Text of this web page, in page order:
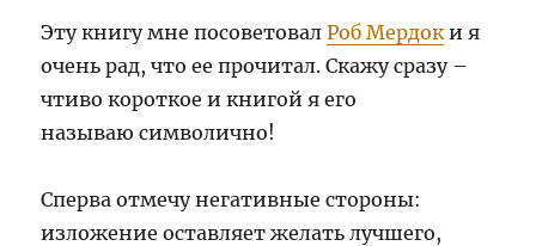
Эту книгу мне посоветовалРоб Мердоки я
очень рад, что ее прочитал. Скажу сразу –
чтиво короткое и книгой я его
называю символично!
Сперва отмечу негативные стороны:
изложение оставляет желать лучшего,